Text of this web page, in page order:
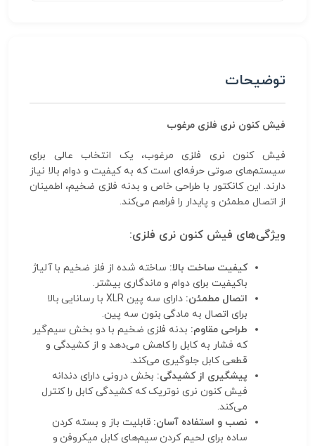
توضیحات
فیش کنون نری فلزی مرغوب
فیش کنون نری فلزی مرغوب، یک انتخاب عالی برای
سیستم‌های صوتی حرفه‌ای است که به کیفیت و دوام بالا نیاز
دارند. این کانکتور با طراحی خاص و بدنه فلزی ضخیم، اطمینان
از اتصال مطمئن و پایدار را فراهم می‌کند.
ویژگی‌های فیش کنون نری فلزی:
کیفیت ساخت بالا: ساخته شده از فلز ضخیم با آلیاژ
باکیفیت برای دوام و ماندگاری بیشتر.
اتصال مطمئن:
دارای سه پین XLR با رسانایی بالا
برای اتصال به مادگی بنون سه پین.
طراحی مقاوم: بدنه فلزی ضخیم با دو بخش سیم‌گیر
که فشار به کابل را کاهش می‌دهد و از کشیدگی و
قطعی کابل جلوگیری می‌کند.
پیشگیری از کشیدگی: بخش درونی دارای دندانه
فیش کنون نری نوتریک که کشیدگی کابل را کنترل
می‌کند.
نصب و استفاده آسان: قابلیت باز و بسته کردن
ساده برای لحیم کردن سیم‌های کابل میکروفن و